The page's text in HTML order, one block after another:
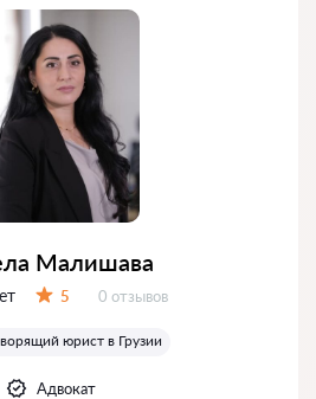
Малишава
5 Отзывов:
0 отзывов
юрист в Грузии
Адвокат